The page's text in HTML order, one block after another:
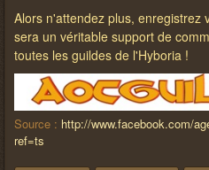
Alors n'attendez plus, enregistrez
sera un véritable support de
toutes les guildes de l'Hyboria !
Source : http://www.facebook.com/
ref=ts